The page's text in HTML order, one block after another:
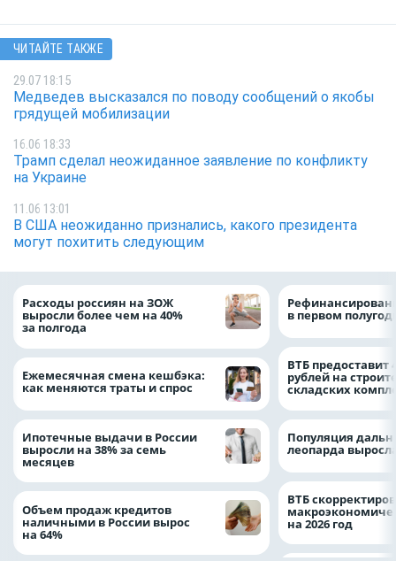
ЧИТАЙТЕ ТАКЖЕ
29.07 18:15
Медведев высказался по поводу сообщений о якобы
грядущей мобилизации
16.06 18:33
Трамп сделал неожиданное заявление по конфликту
на Украине
11.06 13:01
В США неожиданно признались, какого президента
могут похитить следующим
Расходы россиян на ЗОЖ
выросли более чем на 40%
за полгода
Ежемесячная смена кешбэка:
как меняются траты и спрос
Ипотечные выдачи в России
выросли на 38% за семь
месяцев
Объем продаж кредитов
наличными в России вырос
на 64%
в первом
ВТБ предоставит
рублей на
складских
Популяция
леопарда
ВТБ
на 2026 год